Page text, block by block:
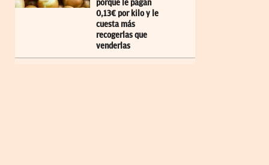
porque le pagan
0,13€ por kilo y le
cuesta más
recogerlas que
venderlas